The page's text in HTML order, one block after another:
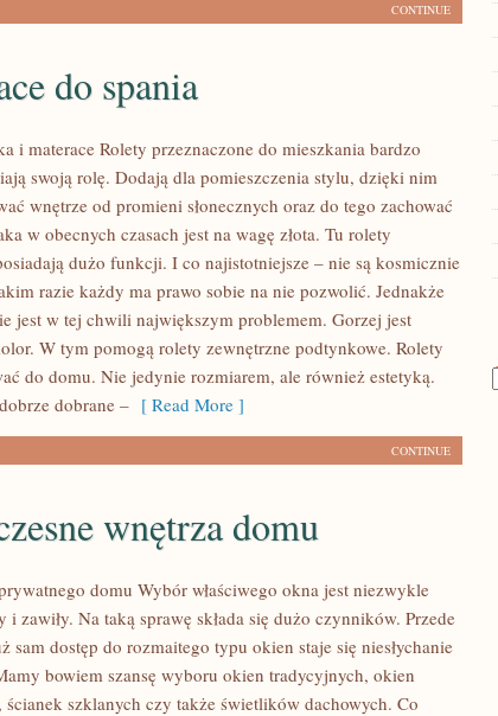
CONTINUE
do spania
i materace Rolety przeznaczone do mieszkania bardzo
swoją rolę. Dodają dla pomieszczenia stylu, dzięki nim
wnętrze od promieni słonecznych oraz do tego zachować
w obecnych czasach jest na wagę złota. Tu rolety
dużo funkcji. I co najistotniejsze – nie są kosmicznie
razie każdy ma prawo sobie na nie pozwolić. Jednakże
jest w tej chwili największym problemem. Gorzej jest
W tym pomogą rolety zewnętrzne podtynkowe. Rolety
do domu. Nie jedynie rozmiarem, ale również estetyką.
dobrane – [ Read More ]
CONTINUE
wnętrza domu
domu Wybór właściwego okna jest niezwykle
i zawiły. Na taką sprawę składa się dużo czynników. Przede
sam dostęp do rozmaitego typu okien staje się niesłychanie
bowiem szansę wyboru okien tradycyjnych, okien
ścianek szklanych czy także świetlików dachowych. Co